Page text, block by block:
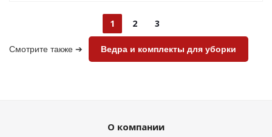
1 2 3
Смотрите также ➔ Ведра и комплекты для уборки
О компании